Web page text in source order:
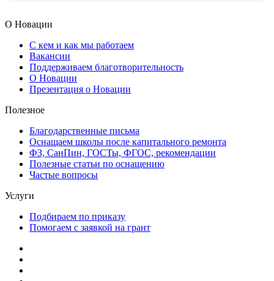
О Новации
С кем и как мы работаем
Вакансии
Поддерживаем благотворительность
О Новации
Презентация о Новации
Полезное
Благодарственные письма
Оснащаем школы после капитального ремонта
ФЗ, СанПин, ГОСТы, ФГОС, рекомендации
Полезные статьи по оснащению
Частые вопросы
Услуги
Подбираем по приказу
Помогаем с заявкой на грант